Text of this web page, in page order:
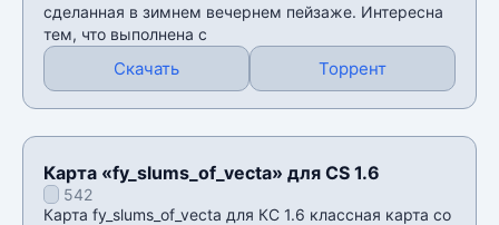
сделанная в зимнем вечернем пейзаже. Интересна
тем, что выполнена с
Скачать Торрент
Карта «fy_slums_of_vecta» для CS 1.6
542
Карта fy_slums_of_vecta для КС 1.6 классная карта со